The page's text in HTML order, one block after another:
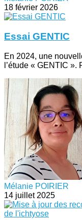
18 février 2026
Essai GENTIC
En 2024, une
l’étude « GENTIC ».
Mélanie POIRIER
14 juillet 2025